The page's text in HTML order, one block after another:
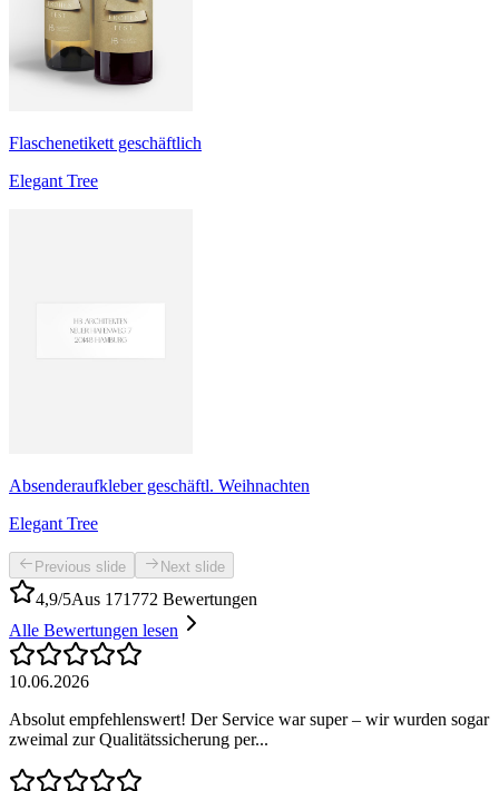
Flaschenetikett geschäftlich
Elegant Tree
Absenderaufkleber geschäftl. Weihnachten
Elegant Tree
Previous slide Next slide
4,9/5Aus 171772 Bewertungen
Alle Bewertungen lesen
10.06.2026
Absolut empfehlenswert! Der Service war super – wir wurden sogar
zweimal zur Qualitätssicherung per...